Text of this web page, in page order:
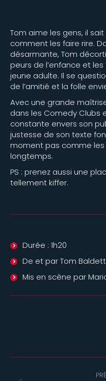
Tom aime les gens, il
comment les faire rire.
désarmante, Tom
peurs de l’enfance et
jeune adulte. Il se
de l’amitié et la folle
Avec une grande
dans les Comedy Clubs
constante envers son
justesse de son texte
moment pas comme
longtemps.
PS : prenez aussi une
tellement kiffer.
Durée : 1h20
De et par Tom
Mis en scène par